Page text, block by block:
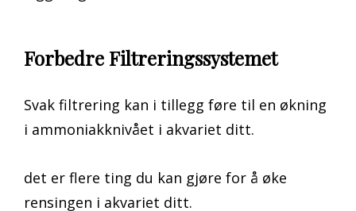
Forbedre Filtreringssystemet
Svak filtrering kan i tillegg føre til en økning
i ammoniakknivået i akvariet ditt.
det er flere ting du kan gjøre for å øke
rensingen i akvariet ditt.